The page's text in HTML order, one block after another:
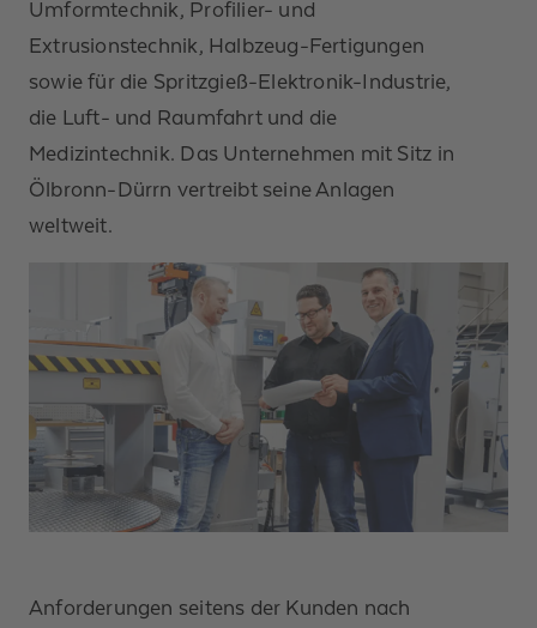
Umformtechnik, Profilier- und
Extrusionstechnik, Halbzeug-Fertigungen
sowie für die Spritzgieß-Elektronik-Industrie,
die Luft- und Raumfahrt und die
Medizintechnik. Das Unternehmen mit Sitz in
Ölbronn-Dürrn vertreibt seine Anlagen
weltweit.
Anforderungen seitens der Kunden nach